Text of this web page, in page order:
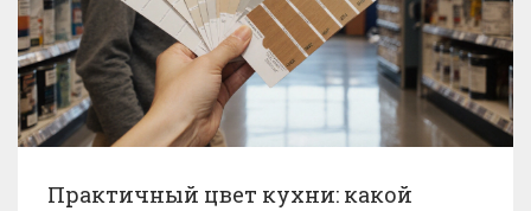
Практичный цвет кухни: какой